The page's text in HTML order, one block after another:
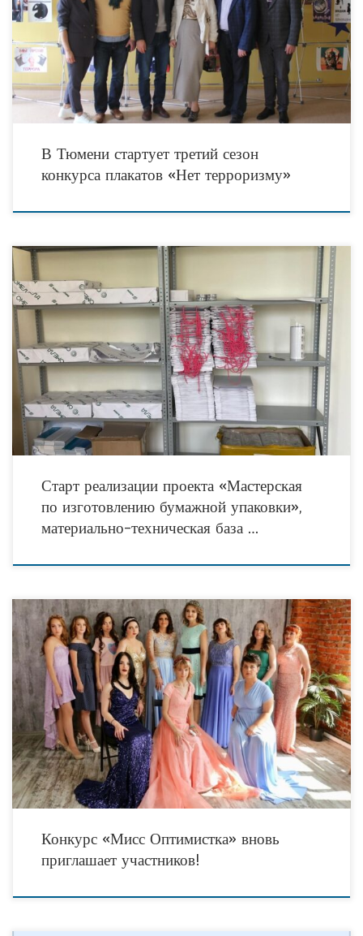
Организаторы конкурса дизайна плакатов «Нет терроризму» объявляют о
старте третьего сезона проекта в 2024 году! Напомним, что конкурс
организуется фондом экологии человека «Земляне» в рамках
В Тюмени стартует третий сезон
конкурса плакатов «Нет терроризму»
Проект Благотворительного фонда «АК БАРС СОЗИДАНИЕ» «Трудовая
мастерская по изготовлению бумажной упаковки для людей с ментальными и
психическими нарушениями на базе ГАУСО КЦСОН в г.
Старт реализации проекта «Мастерская
по изготовлению бумажной упаковки»,
материально-техническая база …
6 марта 2024 года в Тюмени состоится пресс-конференция, посвященная
старту XX открытого благотворительного творческого конкурса красоты «Мисс
Оптимистка 2024» среди девушек с ограниченными возможностями
здоровья.Организатором
Конкурс «Мисс Оптимистка» вновь
приглашает участников!